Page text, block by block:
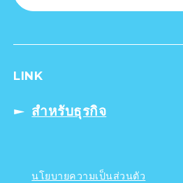
LINK
สำหรับธุรกิจ
นโยบายความเป็นส่วนตัว